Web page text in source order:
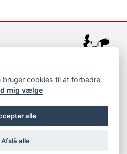
bruger cookies til at forbedre
mig vælge
alle
Afslå alle